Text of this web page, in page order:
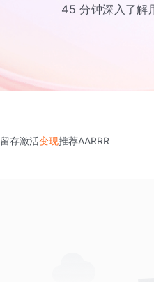
45 分钟深入了解
留存激活变现推荐AARRR